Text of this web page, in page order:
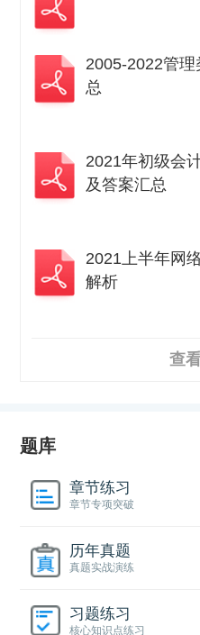
2005-2022管
总
2021年初级会
及答案汇总
2021上半年网
解析
查
题库
章节练习
章节专项突破
历年真题
真题实战演练
习题练习
核心知识点练习